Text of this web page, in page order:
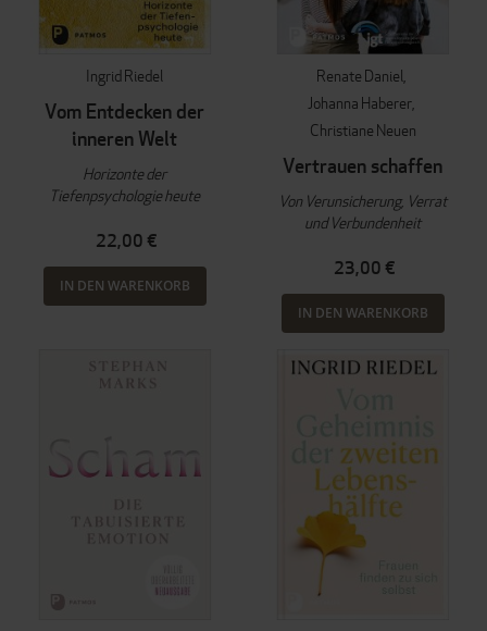
Ingrid Riedel
Vom Entdecken der
inneren Welt
Horizonte der
Tiefenpsychologie heute
22,00 €
IN DEN WARENKORB
Renate Daniel
Johanna Haberer
Christiane Neuen
Vertrauen schaffen
Von Verunsicherung, Verrat
und Verbundenheit
23,00 €
IN DEN WARENKORB